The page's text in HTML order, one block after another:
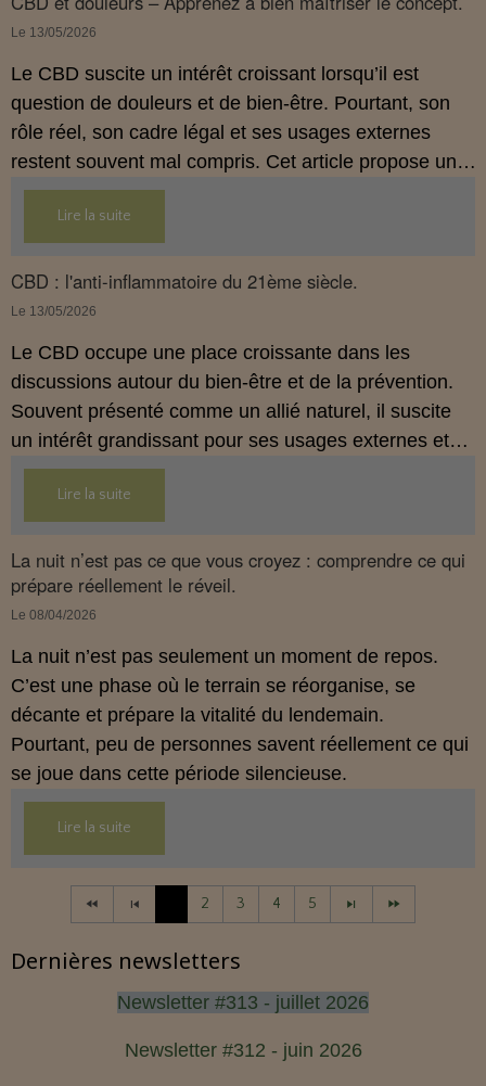
démarche de prévention, sans ingestion et sans
Le 13/05/2026
Le CBD suscite un intérêt croissant lorsqu’il est
question de douleurs et de bien‑être. Pourtant, son
rôle réel, son cadre légal et ses usages externes
restent souvent mal compris. Cet article propose une
mise au point claire, moderne et conforme à la
réglementation française de 2026, afin de mieux
comprendre comment le CBD s’intègre dans une
approche globale de prévention.
Lire la suite
CBD : l'anti-inflammatoire du 21ème siècle.
Le 13/05/2026
Le CBD occupe une place croissante dans les
discussions autour du bien‑être et de la prévention.
Souvent présenté comme un allié naturel, il suscite
un intérêt grandissant pour ses usages externes et
son interaction avec le système endocannabinoïde.
Cet article propose une mise au point claire, moderne
et conforme à la réglementation française de 2026.
Lire la suite
La nuit n’est pas ce que vous croyez : comprendre ce qui
prépare réellement le réveil.
Le 08/04/2026
La nuit n’est pas seulement un moment de repos.
C’est une phase où le terrain se réorganise, se
décante et prépare la vitalité du lendemain.
Pourtant, peu de personnes savent réellement ce qui
se joue dans cette période silencieuse.
Lire la suite
2 3 4 5
Dernières newsletters
Newsletter #313 - juillet 2026
Newsletter #312 - juin 2026